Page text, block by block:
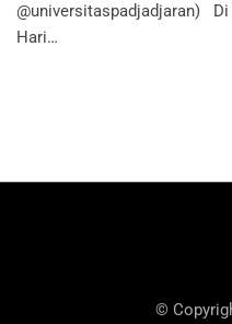
@universitaspadjadjaran) Di
Hari…
©